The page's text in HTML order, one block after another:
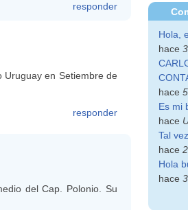
responder
en Setiembre de
responder
del Cap. Polonio. Su
Hola,
hace
hace
Es mi
hace
Tal
hace
Hola
hace